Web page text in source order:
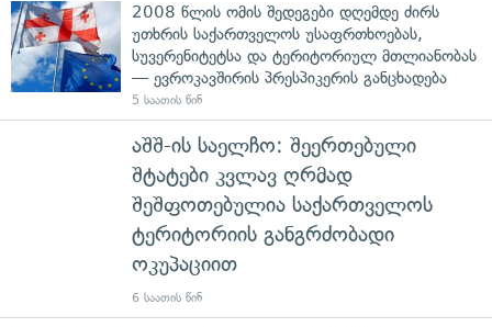
2008 წლის ომის შედეგები დღემდე ძირს
უთხრის საქართველოს უსაფრთხოებას,
სუვერენიტეტსა და ტერიტორიულ მთლიანობას
— ევროკავშირის პრესპიკერის განცხადება
5 საათის წინ
აშშ-ის საელჩო: შეერთებული
შტატები კვლავ ღრმად
შეშფოთებულია საქართველოს
ტერიტორიის განგრძობადი
ოკუპაციით
6 საათის წინ